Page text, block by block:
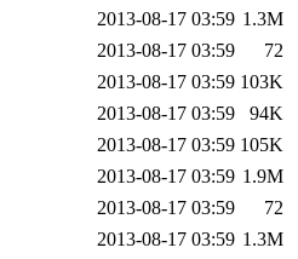
2013-08-17 03:59 1.3M
2013-08-17 03:59
72
2013-08-17 03:59 103K
2013-08-17 03:59
94K
2013-08-17 03:59 105K
2013-08-17 03:59 1.9M
2013-08-17 03:59
72
2013-08-17 03:59 1.3M